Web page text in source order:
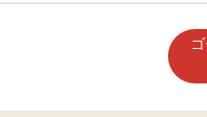
に魅力を感じて（先住犬より
が良かった）お迎えするする